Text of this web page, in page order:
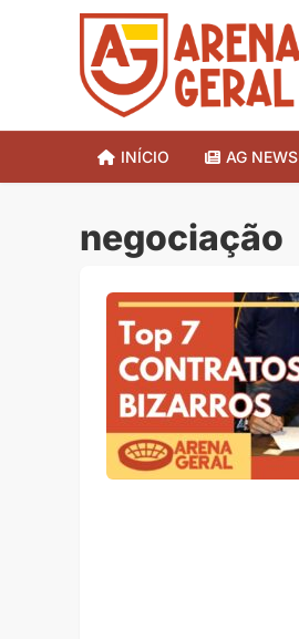
INÍCIO AG NEWS
negociação